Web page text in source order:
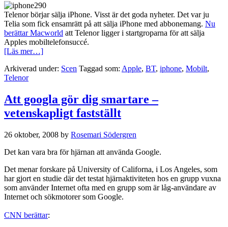
finns
med
Telenor börjar sälja iPhone. Visst är det goda nyheter. Det var ju
Telia som fick ensamrätt på att sälja iPhone med abbonemang. Nu
berättar Macworld att Telenor ligger i startgroparna för att sälja
Apples mobiltelefonsuccé.
[Läs mer…]om
är
på
iPhone
över
Arkiverad under: Scen Taggad som: Apple, BT, iphone, Mobilt,
Telenor
Att googla gör dig smartare –
vetenskapligt fastställt
26 oktober, 2008 by Rosemari Södergren
Det kan vara bra för hjärnan att använda Google.
Det menar forskare på University of Californa, i Los Angeles, som
har gjort en studie där det testat hjärnaktiviteten hos en grupp vuxna
som använder Internet ofta med en grupp som är låg-användare av
Internet och sökmotorer som Google.
CNN berättar: